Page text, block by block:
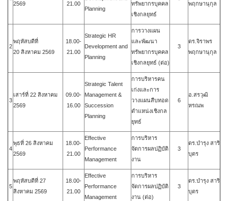
2569
21.00
Planning
ทรัพยากรบุคคล
เชิงกลยุทธ์
พฤกษานุกุล
2
พฤหัสบดีที่
20 สิงหาคม 2569
18.00-
21.00
Strategic HR
Development and
Planning
การวางแผน
และพัฒนา
ทรัพยากรบุคคล
เชิงกลยุทธ์ (ต่อ)
3
ดร.จิราพร
พฤกษานุกุล
3
เสาร์ที่ 22 สิงหาคม
2569
09.00-
16.00
Strategic Talent
Management &
Succession
Planning
การบริหารคน
เก่งและการ
วางแผนสืบทอด
ตำแหน่งเชิงกล
ยุทธ์
6
อ.สรวุฒิ
หรณพ
4
พุธที่ 26 สิงหาคม
2569
18.00-
21.00
Effective
Performance
Management
การบริหาร
จัดการผลปฏิบัติ
งาน
3
ดร.บำรุง สาริ
บุตร
5
พฤหัสบดีที่ 27
สิงหาคม 2569
18.00-
21.00
Effective
Performance
Management
การบริหาร
จัดการผลปฏิบัติ
งาน (ต่อ)
3
ดร.บำรุง สาริ
บุตร